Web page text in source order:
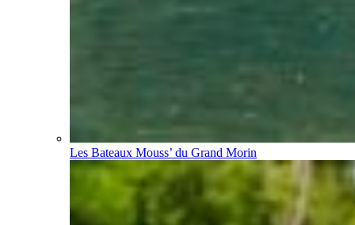
Les Bateaux Mouss’ du Grand Morin